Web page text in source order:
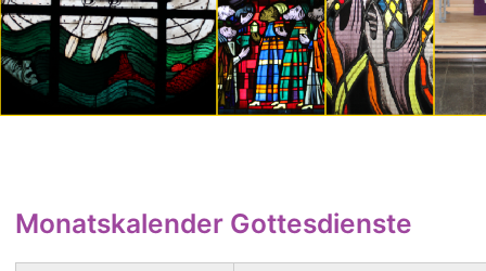
Monatskalender Gottesdienste